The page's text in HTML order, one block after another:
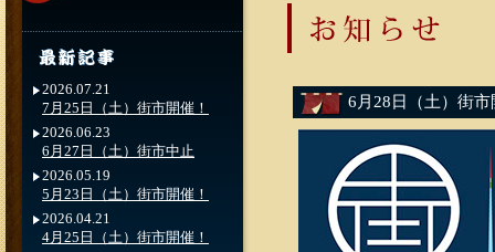
6月28日（土）街市
2026.07.21
7月25日（土）街市開催！
2026.06.23
6月27日（土）街市中止
2026.05.19
5月23日（土）街市開催！
2026.04.21
4月25日（土）街市開催！